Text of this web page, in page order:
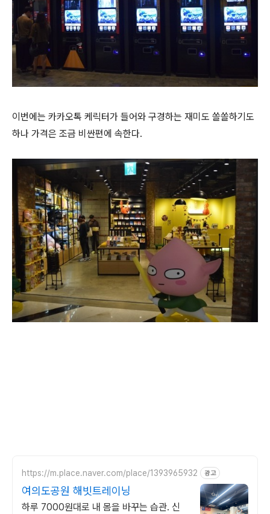
이번에는 카카오톡 케릭터가 들어와 구경하는 재미도 쏠쏠하기도
하나 가격은 조금 비싼편에 속한다.
https://m.place.naver.com/place/1393965932 광고
여의도공원 해빗트레이닝
하루 7000원대로 내 몸을 바꾸는 습관. 신